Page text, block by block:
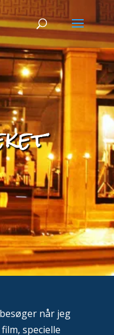
når jeg
specielle